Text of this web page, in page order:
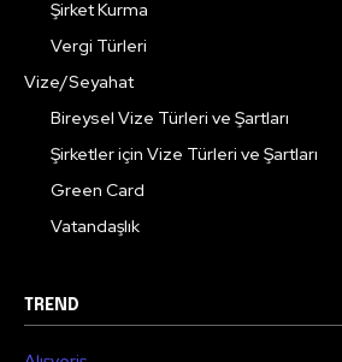
Şirket Kurma
Vergi Türleri
Vize/Seyahat
Bireysel Vize Türleri ve Şartları
Şirketler için Vize Türleri ve Şartları
Green Card
Vatandaşlık
TREND